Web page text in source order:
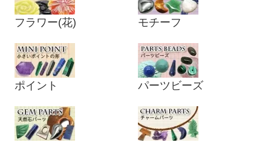
フラワー(花) モチーフ
ポイント パーツビーズ